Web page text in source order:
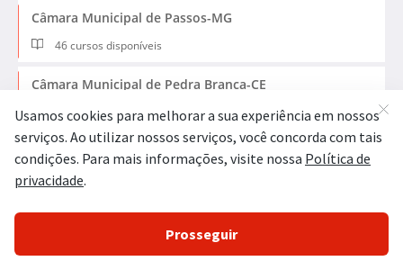
Câmara Municipal de Passos-MG
46 cursos disponíveis
Câmara Municipal de Pedra Branca-CE
38 cursos disponíveis
Câmara Municipal de Petrolina-PE
31 cursos disponíveis
Câmara Municipal de Pombos-PE